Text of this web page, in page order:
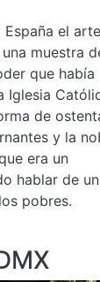
España el arte
muestra
que había
Iglesia
de
y la
era un
hablar de un
pobres.